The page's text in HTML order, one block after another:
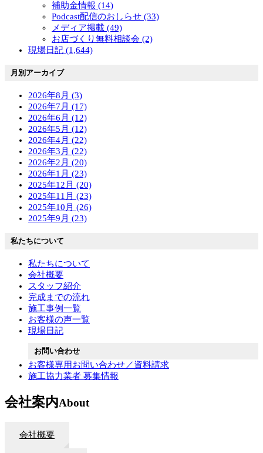
補助金情報 (14)
Podcast配信のおしらせ (33)
メディア掲載 (49)
お店づくり無料相談会 (2)
現場日記 (1,644)
月別アーカイブ
2026年8月 (3)
2026年7月 (17)
2026年6月 (12)
2026年5月 (12)
2026年4月 (22)
2026年3月 (22)
2026年2月 (20)
2026年1月 (23)
2025年12月 (20)
2025年11月 (23)
2025年10月 (26)
2025年9月 (23)
私たちについて
私たちについて
会社概要
スタッフ紹介
完成までの流れ
施工事例一覧
お客様の声一覧
現場日記
お問い合わせ
お客様専用お問い合わせ／資料請求
施工協力業者 募集情報
会社案内About
会社概要